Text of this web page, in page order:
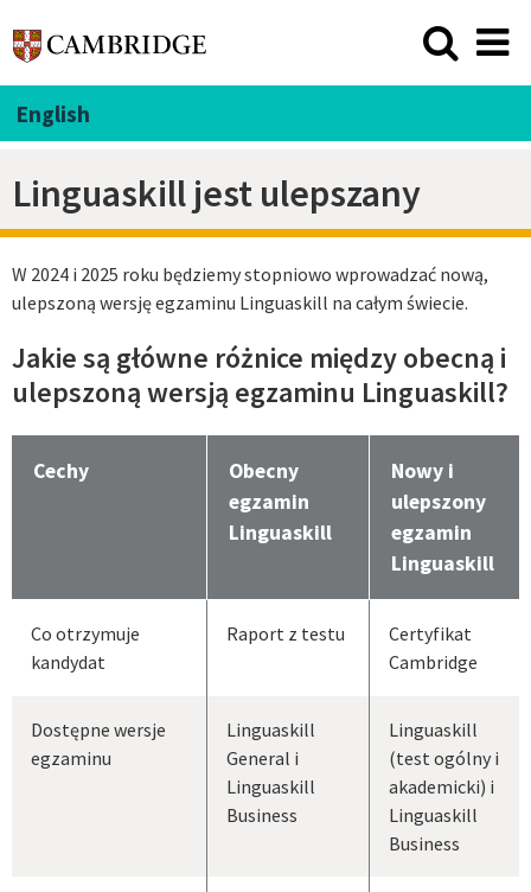
English
Linguaskill jest ulepszany
W 2024 i 2025 roku będziemy stopniowo wprowadzać nową,
ulepszoną wersję egzaminu Linguaskill na całym świecie.
Jakie są główne różnice między obecną i
ulepszoną wersją egzaminu Linguaskill?
Cechy
Obecny
egzamin
Linguaskill
Nowy i
ulepszony
egzamin
Linguaskill
Co otrzymuje
kandydat
Raport z testu
Certyfikat
Cambridge
Dostępne wersje
egzaminu
Linguaskill
General i
Linguaskill
Business
Linguaskill
(test ogólny i
akademicki) i
Linguaskill
Business